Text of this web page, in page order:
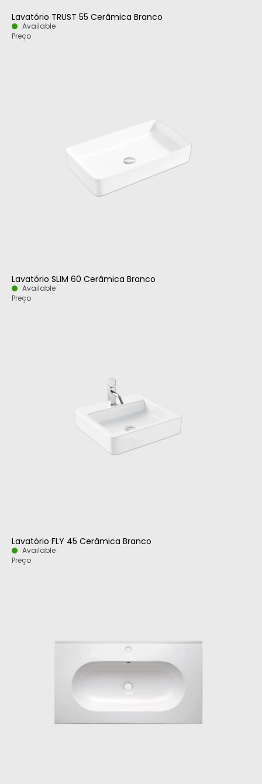
Lavatório TRUST 55 Cerâmica Branco
Available
Preço
Lavatório SLIM 60 Cerâmica Branco
Available
Preço
Lavatório FLY 45 Cerâmica Branco
Available
Preço